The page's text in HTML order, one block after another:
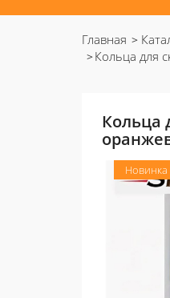
Главная
Кольца для
Кольца
Новинка